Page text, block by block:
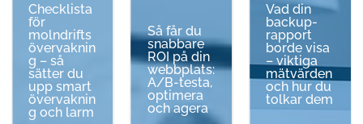
Checklista
för
molndrifts
övervaknin
g – så
sätter du
upp smart
övervaknin
g och larm
Så får du
snabbare
ROI på din
webbplats:
A/B-testa,
optimera
och agera
Vad din
backup-
rapport
borde visa
– viktiga
mätvärden
och hur du
tolkar dem